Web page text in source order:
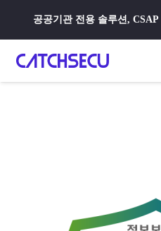
공공기관 전용 솔루션,